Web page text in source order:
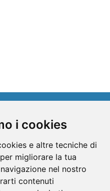
i cookies
e altre tecniche di
migliorare la tua
nel nostro
contenuti
DIRETTA TV
DIRETTA RADIO